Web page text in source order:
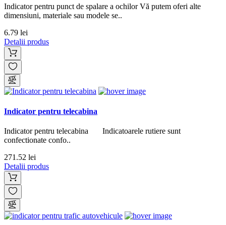
Indicator pentru punct de spalare a ochilor Vă putem oferi alte
dimensiuni, materiale sau modele se..
6.79 lei
Detalii produs
Indicator pentru telecabina
Indicator pentru telecabina Indicatoarele rutiere sunt
confectionate confo..
271.52 lei
Detalii produs